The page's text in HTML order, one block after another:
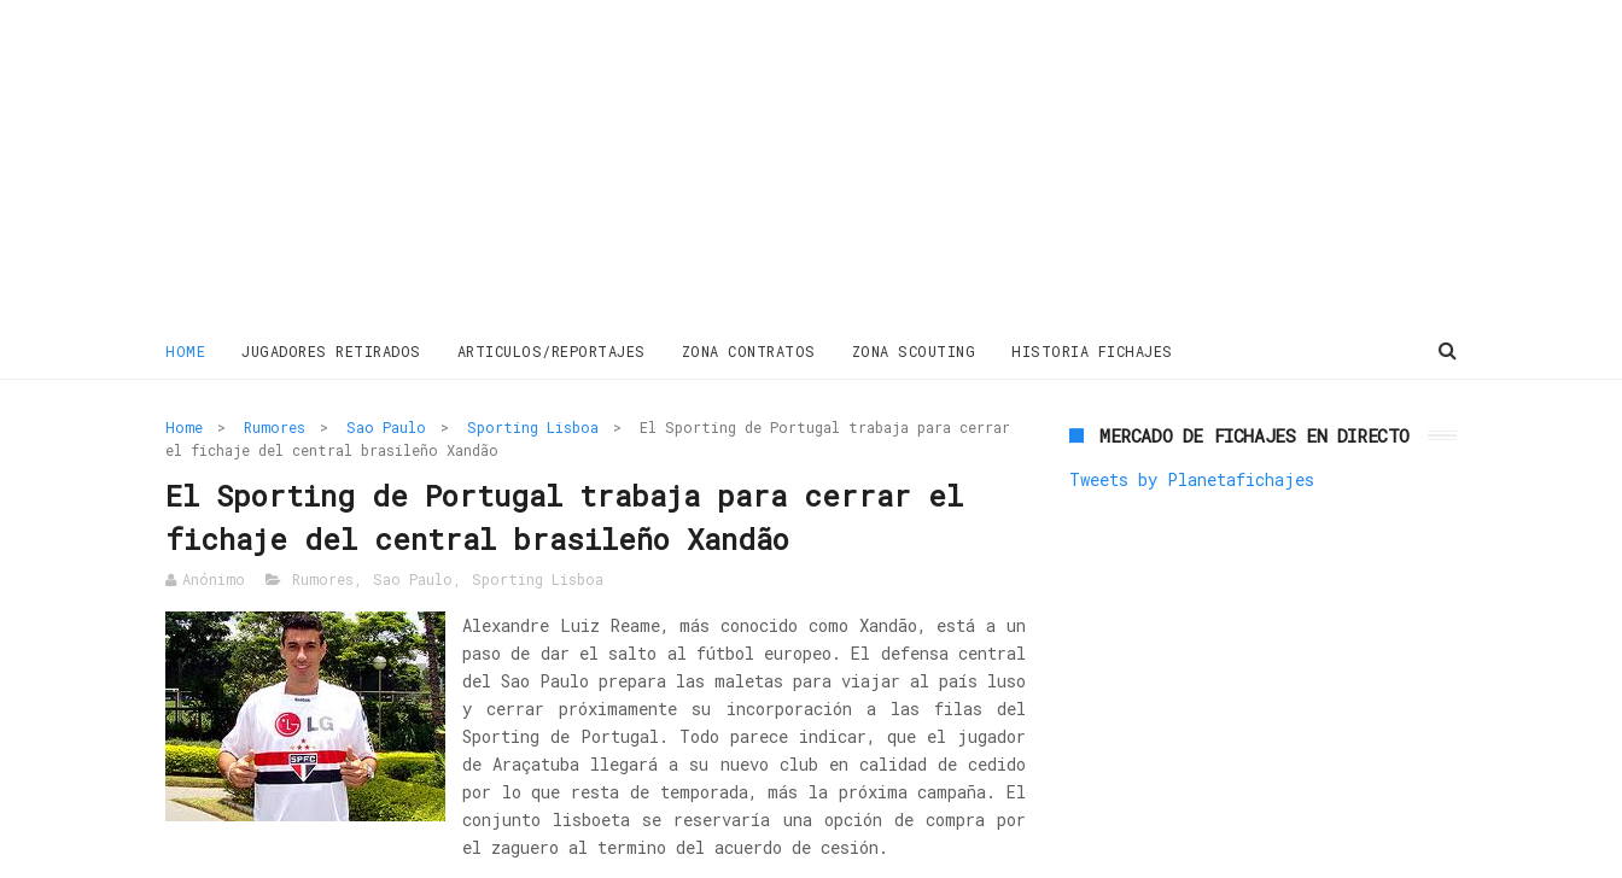
HOME JUGADORES RETIRADOS ARTICULOS/REPORTAJES ZONA CONTRATOS ZONA SCOUTING HISTORIA FICHAJES
Home > Rumores > Sao Paulo > Sporting Lisboa >
El Sporting de Portugal trabaja para cerrar
el fichaje del central brasileño Xandão
El Sporting de Portugal trabaja para cerrar el
fichaje del central brasileño Xandão
Anónimo Rumores Sao Paulo Sporting Lisboa
Alexandre Luiz Reame, más conocido como Xandão, está a un
paso de dar el salto al fútbol europeo. El defensa central
del Sao Paulo prepara las maletas para viajar al país luso
y cerrar próximamente su incorporación a las filas del
Sporting de Portugal. Todo parece indicar, que el jugador
de Araçatuba llegará a su nuevo club en calidad de cedido
por lo que resta de temporada, más la próxima campaña. El
conjunto lisboeta se reservaría una opción de compra por
el zaguero al termino del acuerdo de cesión.
MERCADO DE FICHAJES EN DIRECTO
Tweets by Planetafichajes